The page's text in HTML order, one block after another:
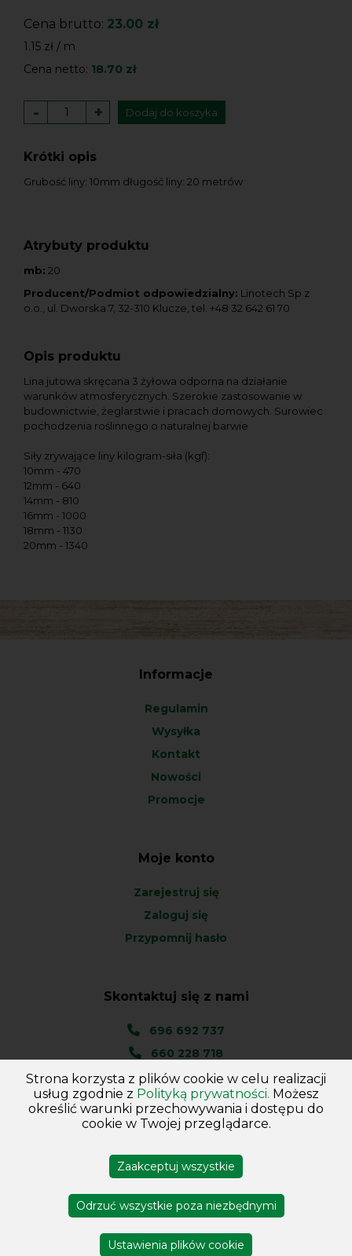
Cena brutto: 23.00 zł
1.15 zł / m
Cena netto: 18.70 zł
- + Dodaj do koszyka
Krótki opis
Grubość liny: 10mm długość liny: 20 metrów
Atrybuty produktu
mb: 20
Producent/Podmiot odpowiedzialny: Linotech Sp z
o.o., ul. Dworska 7, 32-310 Klucze, tel. +48 32 642 61 70
Opis produktu
Lina jutowa skręcana 3 żyłowa odporna na działanie
warunków atmosferycznych. Szerokie zastosowanie w
budownictwie, żeglarstwie i pracach domowych. Surowiec
pochodzenia roślinnego o naturalnej barwie
Siły zrywające liny kilogram-siła (kgf):
10mm - 470
12mm - 640
14mm - 810
16mm - 1000
18mm - 1130
20mm - 1340
Informacje
Regulamin
Wysyłka
Kontakt
Nowości
Promocje
Moje konto
Zarejestruj się
Zaloguj się
Przypomnij hasło
Skontaktuj się z nami
696 692 737
660 228 718
Ul. Węgierska 1A
46-045 Kotórz Mały
(woj. Opolskie)
Copyright © 2026 Hurtownia - Majster. Wszelkie prawa
internetowe
Strona korzysta z plików cookie w celu realizacji
usług zgodnie z Polityką prywatności. Możesz
określić warunki przechowywania i dostępu do
cookie w Twojej przeglądarce.
Zaakceptuj wszystkie
Odrzuć wszystkie poza niezbędnymi
Ustawienia plików cookie